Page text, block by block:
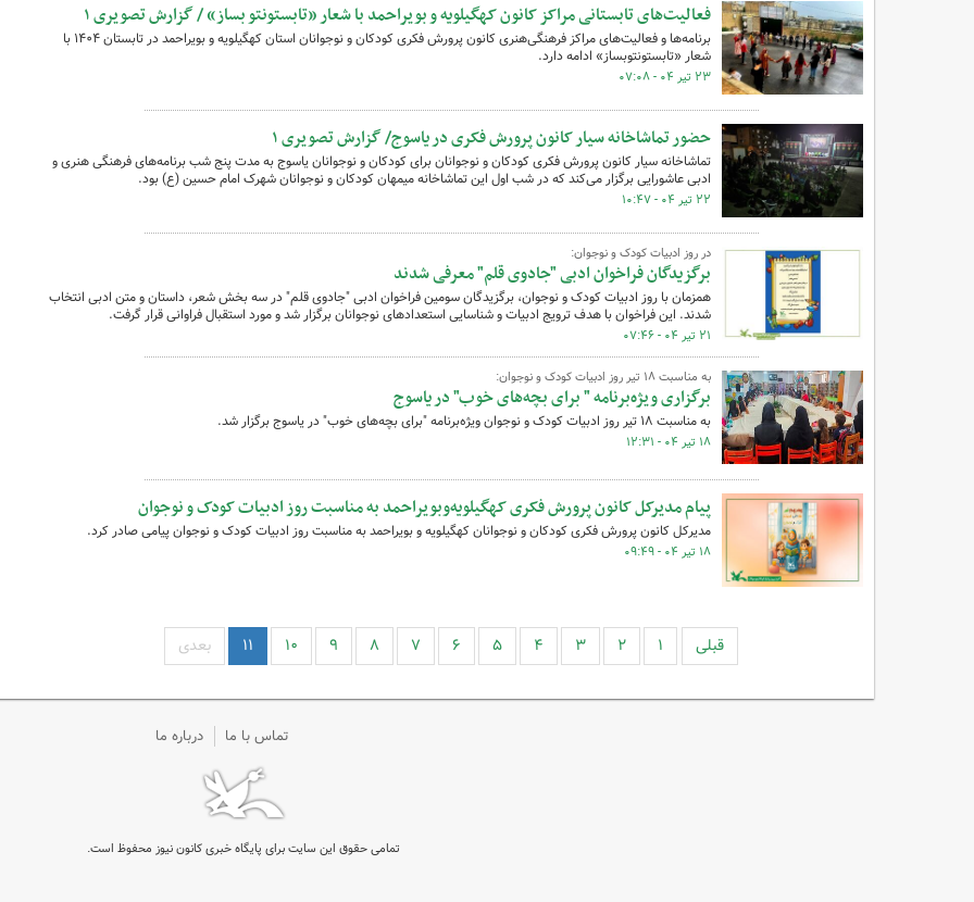
فعالیت‌های تابستانی مراکز کانون کهگیلویه و بویراحمد با شعار «تابستونتو بساز» / گزارش تصویری ۱
برنامه‌ها و فعالیت‌های مراکز فرهنگی‌هنری کانون پرورش فکری کودکان و نوجوانان استان کهگیلویه و بویراحمد در تابستان ۱۴۰۴ با
شعار «تابستونتوبساز» ادامه دارد.
۲۳ تیر ۰۴ - ۰۷:۰۸
حضور تماشاخانه سیار کانون پرورش فکری در یاسوج/ گزارش تصویری ۱
تماشاخانه سیار کانون پرورش فکری کودکان و نوجوانان برای کودکان و نوجوانان یاسوج به مدت پنج شب برنامه‌های فرهنگی هنری و
ادبی عاشورایی برگزار می‌کند که در شب اول این تماشاخانه میمهان کودکان و نوجوانان شهرک امام حسین (ع) بود.
۲۲ تیر ۰۴ - ۱۰:۴۷
در روز ادبیات کودک و نوجوان:
برگزیدگان فراخوان ادبی "جادوی قلم" معرفی شدند
همزمان با روز ادبیات کودک و نوجوان، برگزیدگان سومین فراخوان ادبی "جادوی قلم" در سه بخش شعر، داستان و متن ادبی انتخاب
شدند. این فراخوان با هدف ترویج ادبیات و شناسایی استعدادهای نوجوانان برگزار شد و مورد استقبال فراوانی قرار گرفت.
۲۱ تیر ۰۴ - ۰۷:۴۶
به مناسبت ۱۸ تیر روز ادبیات کودک و نوجوان:
برگزاری ویژه‌برنامه " برای بچه‌های خوب" در یاسوج
به مناسبت ۱۸ تیر روز ادبیات کودک و نوجوان ویژه‌برنامه "برای بچه‌های خوب" در یاسوج برگزار شد.
۱۸ تیر ۰۴ - ۱۲:۳۱
پیام مدیرکل کانون پرورش فکری کهگیلویه‌وبویراحمد به مناسبت روز ادبیات کودک و نوجوان
مدیرکل کانون پرورش فکری کودکان و نوجوانان کهگیلویه و بویراحمد به مناسبت روز ادبیات کودک و نوجوان پیامی صادر کرد.
۱۸ تیر ۰۴ - ۰۹:۴۹
قبلی ۱ ۲ ۳ ۴ ۵ ۶ ۷ ۸ ۹ ۱۰ ۱۱ بعدی
تماس با ما درباره ما
تمامی حقوق این سایت برای پایگاه خبری کانون نیوز محفوظ است.